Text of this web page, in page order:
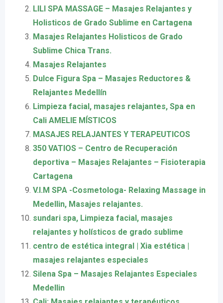
LILI SPA MASSAGE – Masajes Relajantes y
Holisticos de Grado Sublime en Cartagena
Masajes Relajantes Holisticos de Grado
Sublime Chica Trans.
Masajes Relajantes
Dulce Figura Spa – Masajes Reductores &
Relajantes Medellín
Limpieza facial, masajes relajantes, Spa en
Cali AMELIE MÍSTICOS
MASAJES RELAJANTES Y TERAPEUTICOS
350 VATIOS – Centro de Recuperación
deportiva – Masajes Relajantes – Fisioterapia
Cartagena
V.I.M SPA -Cosmetologa- Relaxing Massage in
Medellin, Masajes relajantes.
sundari spa, Limpieza facial, masajes
relajantes y holísticos de grado sublime
centro de estética integral | Xia estética |
masajes relajantes especiales
Silena Spa – Masajes Relajantes Especiales
Medellin